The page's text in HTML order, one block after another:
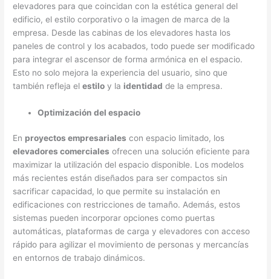
elevadores para que coincidan con la estética general del
edificio, el estilo corporativo o la imagen de marca de la
empresa. Desde las cabinas de los elevadores hasta los
paneles de control y los acabados, todo puede ser modificado
para integrar el ascensor de forma armónica en el espacio.
Esto no solo mejora la experiencia del usuario, sino que
también refleja elestilo y la identidad de la empresa.
Optimización del espacio
En proyectos empresariales con espacio limitado, los
elevadores comerciales ofrecen una solución eficiente para
maximizar la utilización del espacio disponible. Los modelos
más recientes están diseñados para ser compactos sin
sacrificar capacidad, lo que permite su instalación en
edificaciones con restricciones de tamaño. Además, estos
sistemas pueden incorporar opciones como puertas
automáticas, plataformas de carga y elevadores con acceso
rápido para agilizar el movimiento de personas y mercancías
en entornos de trabajo dinámicos.